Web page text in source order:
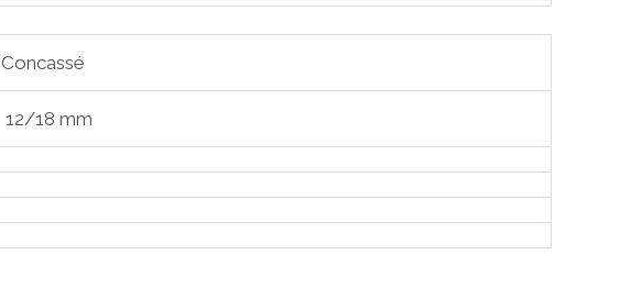
Concassé
12/18 mm